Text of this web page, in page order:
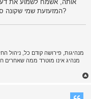
אותה, אשמח לשמוע את
המזעזעת שמי שקונה סכין הוא רוצח בפוטנציה ומה אתם מציעים לעשות?
מנהיג אינו מוטרד ממה שאחרים